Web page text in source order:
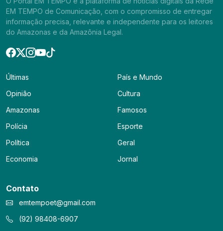
EM TEMPO de Comunicação, com o compromisso de entregar
informação precisa, relevante e independente para os leitores
do Amazonas e da Amazônia Legal.
Últimas
Opinião
Amazonas
Polícia
Política
Economia
País e Mundo
Cultura
Famosos
Esporte
Geral
Jornal
Contato
emtempoet@gmail.com
(92) 98408-6907